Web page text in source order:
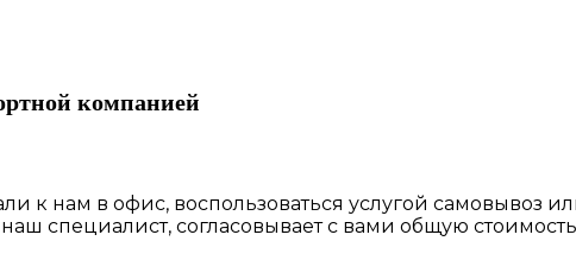
компанией
к нам в офис, воспользоваться услугой самовывоз
специалист, согласовываетс вами общую